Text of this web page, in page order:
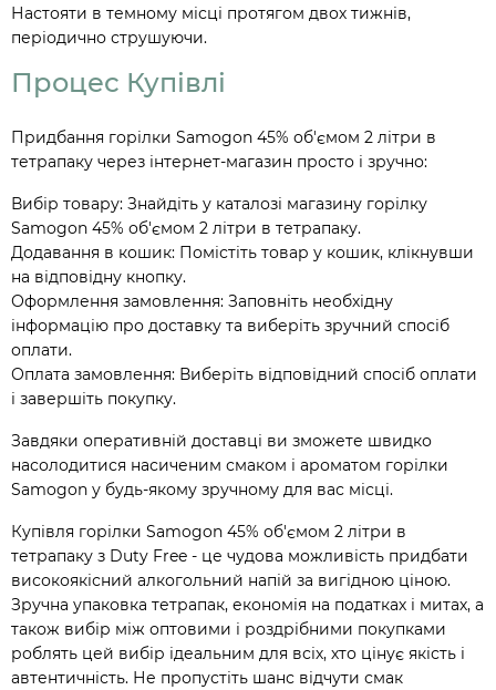
Настояти в темному місці протягом двох тижнів,
періодично струшуючи.
Процес Купівлі
Придбання горілки Samogon 45% об'ємом 2 літри в
тетрапаку через інтернет-магазин просто і зручно:
Вибір товару: Знайдіть у каталозі магазину горілку
Samogon 45% об'ємом 2 літри в тетрапаку.
Додавання в кошик: Помістіть товар у кошик, клікнувши
на відповідну кнопку.
Оформлення замовлення: Заповніть необхідну
інформацію про доставку та виберіть зручний спосіб
оплати.
Оплата замовлення: Виберіть відповідний спосіб оплати
і завершіть покупку.
Завдяки оперативній доставці ви зможете швидко
насолодитися насиченим смаком і ароматом горілки
Samogon у будь-якому зручному для вас місці.
Купівля горілки Samogon 45% об'ємом 2 літри в
тетрапаку з Duty Free - це чудова можливість придбати
високоякісний алкогольний напій за вигідною ціною.
Зручна упаковка тетрапак, економія на податках і митах, а
також вибір між оптовими і роздрібними покупками
роблять цей вибір ідеальним для всіх, хто цінує якість і
автентичність. Не пропустіть шанс відчути смак